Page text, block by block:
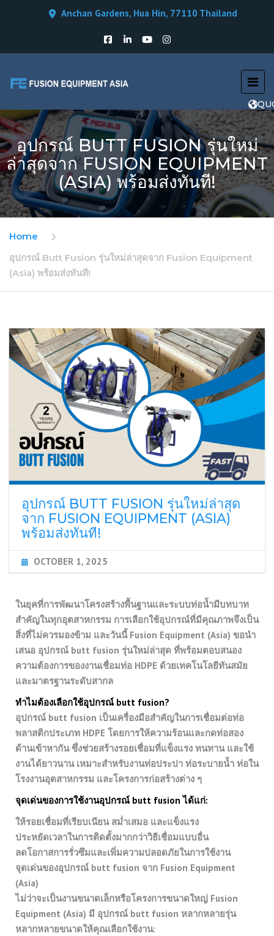
Anchan Gardens, Hua Hin, 77110 Thailand
อุปกรณ์ BUTT FUSION รุ่นใหม่
ล่าสุดจาก FUSION EQUIPMENT
(ASIA) พร้อมส่งทันที!
Home
อุปกรณ์ Butt Fusion รุ่นใหม่ล่าสุดจาก Fusion Equipment
(Asia) พร้อมส่งทันที!
อุปกรณ์ BUTT FUSION รุ่นใหม่ล่าสุด
จาก FUSION EQUIPMENT (ASIA)
พร้อมส่งทันที!
OCTOBER 1, 2025
ในยุคที่การพัฒนาโครงสร้างพื้นฐานและระบบท่อน้ำมีบทบาท
สำคัญในทุกอุตสาหกรรม การเลือกใช้อุปกรณ์ที่มีคุณภาพจึงเป็น
สิ่งที่ไม่ควรมองข้าม และวันนี้ Fusion Equipment (Asia) ขอนำ
เสนอ อุปกรณ์ butt fusion รุ่นใหม่ล่าสุด ที่พร้อมตอบสนอง
ความต้องการของงานเชื่อมท่อ HDPE ด้วยเทคโนโลยีทันสมัย
และมาตรฐานระดับสากล
ทำไมต้องเลือกใช้อุปกรณ์ butt fusion?
อุปกรณ์ butt fusion เป็นเครื่องมือสำคัญในการเชื่อมต่อท่อ
พลาสติกประเภท HDPE โดยการให้ความร้อนและกดท่อสอง
ด้านเข้าหากัน ซึ่งช่วยสร้างรอยเชื่อมที่แข็งแรง ทนทาน และใช้
งานได้ยาวนาน เหมาะสำหรับงานท่อประปา ท่อระบายน้ำ ท่อใน
โรงงานอุตสาหกรรม และโครงการก่อสร้างต่าง ๆ
จุดเด่นของการใช้งานอุปกรณ์ butt fusion ได้แก่:
ให้รอยเชื่อมที่เรียบเนียน สม่ำเสมอ และแข็งแรง
ประหยัดเวลาในการติดตั้งมากกว่าวิธีเชื่อมแบบอื่น
ลดโอกาสการรั่วซึมและเพิ่มความปลอดภัยในการใช้งาน
จุดเด่นของอุปกรณ์ butt fusion จาก Fusion Equipment
(Asia)
ไม่ว่าจะเป็นงานขนาดเล็กหรือโครงการขนาดใหญ่ Fusion
Equipment (Asia) มี อุปกรณ์ butt fusion หลากหลายรุ่น
หลากหลายขนาดให้คุณเลือกใช้งาน: